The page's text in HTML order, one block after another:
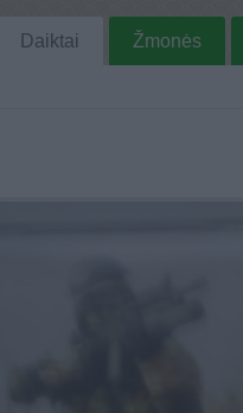
Daiktai Žmonės